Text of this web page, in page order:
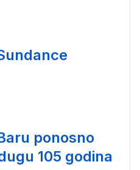
ponosno
105 godina